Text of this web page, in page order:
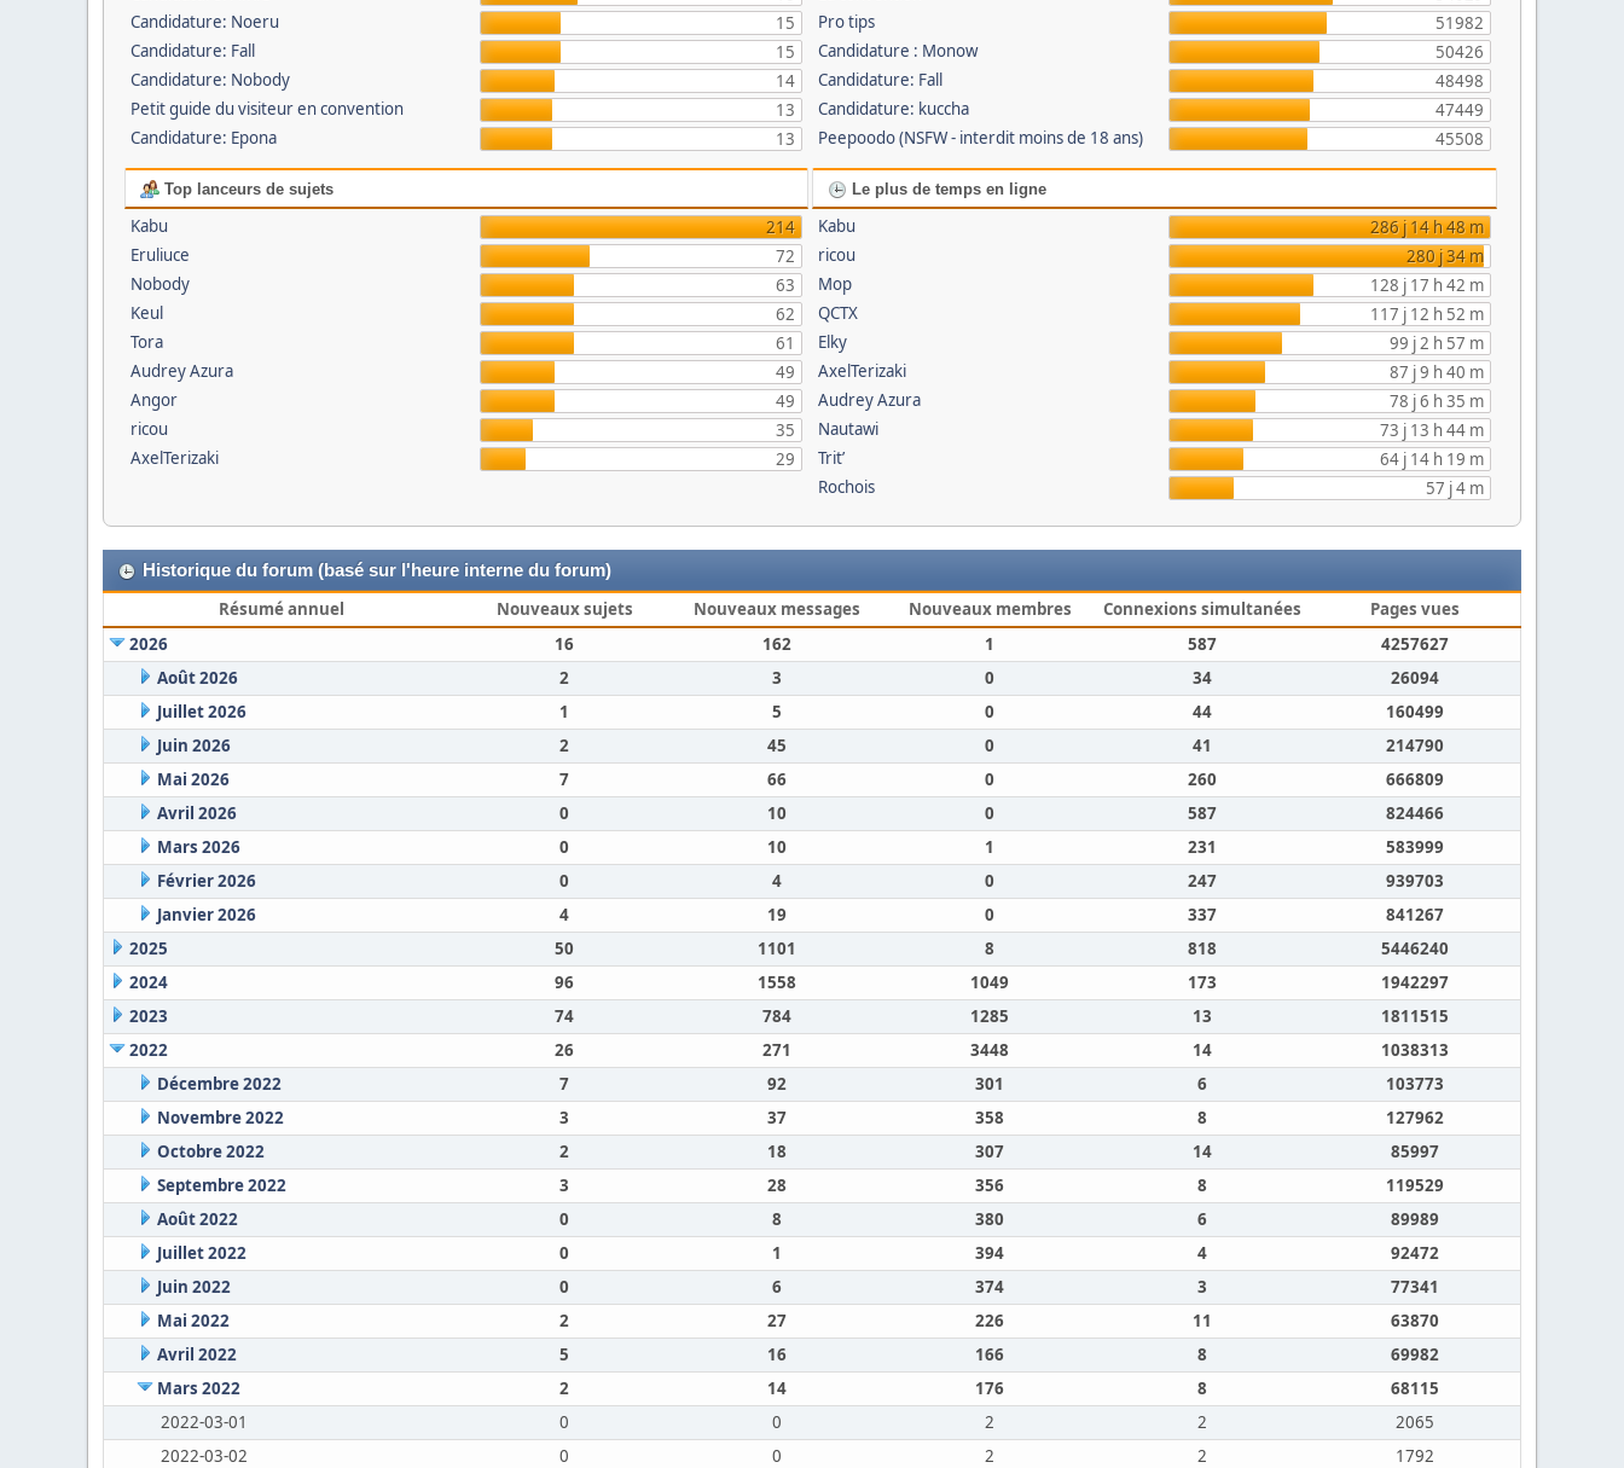
Candidature: Noeru
15
Candidature: Fall
15
Candidature: Nobody
14
Petit guide du visiteur en convention
13
Candidature: Epona
13
Pro tips
51982
Candidature : Monow
50426
Candidature: Fall
48498
Candidature: kuccha
47449
Peepoodo (NSFW - interdit moins de 18 ans)
45508
Top lanceurs de sujets
Kabu
214
Eruliuce
72
Nobody
63
Keul
62
Tora
61
Audrey Azura
49
Angor
49
ricou
35
AxelTerizaki
29
Le plus de temps en ligne
Kabu
286 j 14 h 48 m
ricou
280 j 34 m
Mop
128 j 17 h 42 m
QCTX
117 j 12 h 52 m
Elky
99 j 2 h 57 m
AxelTerizaki
87 j 9 h 40 m
Audrey Azura
78 j 6 h 35 m
Nautawi
73 j 13 h 44 m
Trit’
64 j 14 h 19 m
Rochois
57 j 4 m
Historique du forum (basé sur l'heure interne du forum)
Résumé annuel Nouveaux sujets Nouveaux messages Nouveaux membres Connexions simultanées
Pages vues
2026
16 162 1 587
4257627
Août 2026
2 3 0 34
26094
Juillet 2026
1 5 0 44
160499
Juin 2026
2 45 0 41
214790
Mai 2026
7 66 0 260
666809
Avril 2026
0 10 0 587
824466
Mars 2026
0 10 1 231
583999
Février 2026
0 4 0 247
939703
Janvier 2026
4 19 0 337
841267
2025
50 1101 8 818
5446240
2024
96 1558 1049 173
1942297
2023
74 784 1285 13
1811515
2022
26 271 3448 14
1038313
Décembre 2022
7 92 301 6
103773
Novembre 2022
3 37 358 8
127962
Octobre 2022
2 18 307 14
85997
Septembre 2022
3 28 356 8
119529
Août 2022
0 8 380 6
89989
Juillet 2022
0 1 394 4
92472
Juin 2022
0 6 374 3
77341
Mai 2022
2 27 226 11
63870
Avril 2022
5 16 166 8
69982
Mars 2022
2 14 176 8
68115
2022-03-01
0 0 2 2
2065
2022-03-02
0 0 2 2
1792